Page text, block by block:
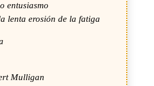
entusiasmo
lenta erosión de la fatiga
Mulligan